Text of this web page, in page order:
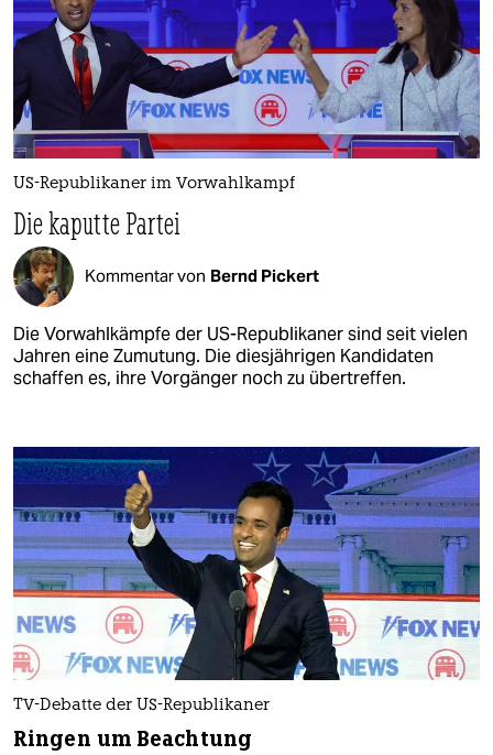
US-Republikaner im Vorwahlkampf
Die kaputte Partei
Kommentar von Bernd Pickert
Die Vorwahlkämpfe der US-Republikaner sind seit vielen
Jahren eine Zumutung. Die diesjährigen Kandidaten
schaffen es, ihre Vorgänger noch zu übertreffen.
TV-Debatte der US-Republikaner
Ringen um Beachtung